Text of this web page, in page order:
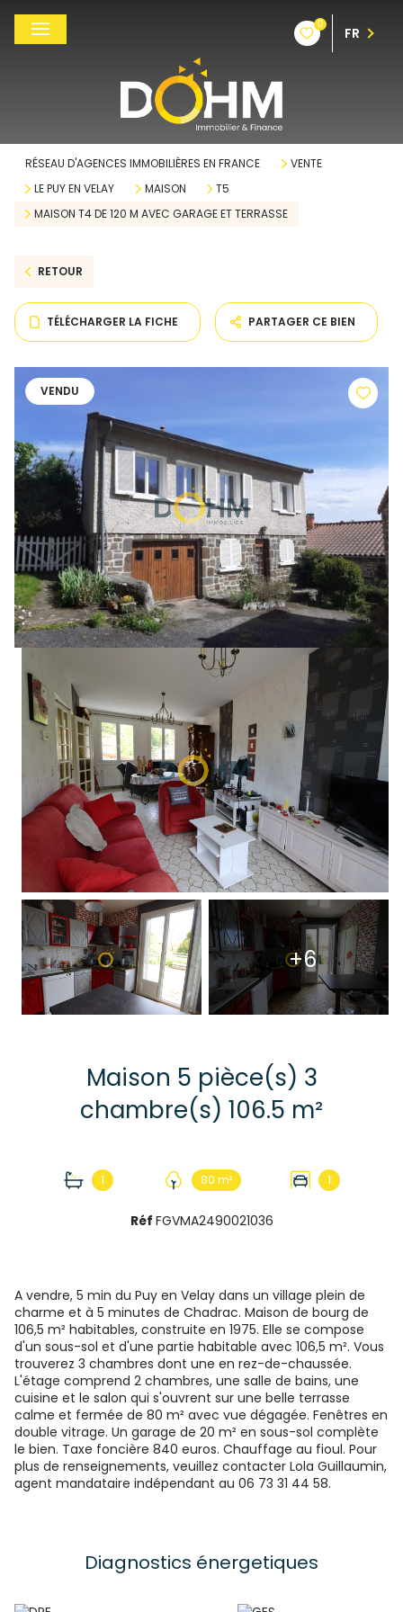
0
FR
RÉSEAU D'AGENCES IMMOBILIÈRES EN FRANCE
VENTE
LE PUY EN VELAY
MAISON
T5
MAISON T4 DE 120 M AVEC GARAGE ET TERRASSE
RETOUR
TÉLÉCHARGER LA FICHE PARTAGER CE BIEN
VENDU
+6
Maison 5 pièce(s) 3
chambre(s) 106.5 m²
1 80 m² 1
Réf FGVMA2490021036
A vendre, 5 min du Puy en Velay dans un village plein de
charme et à 5 minutes de Chadrac. Maison de bourg de
106,5 m² habitables, construite en 1975. Elle se compose
d'un sous-sol et d'une partie habitable avec 106,5 m². Vous
trouverez 3 chambres dont une en rez-de-chaussée.
L'étage comprend 2 chambres, une salle de bains, une
cuisine et le salon qui s'ouvrent sur une belle terrasse
calme et fermée de 80 m² avec vue dégagée. Fenêtres en
double vitrage. Un garage de 20 m² en sous-sol complète
le bien. Taxe foncière 840 euros. Chauffage au fioul. Pour
plus de renseignements, veuillez contacter Lola Guillaumin,
agent mandataire indépendant au 06 73 31 44 58.
Diagnostics énergetiques